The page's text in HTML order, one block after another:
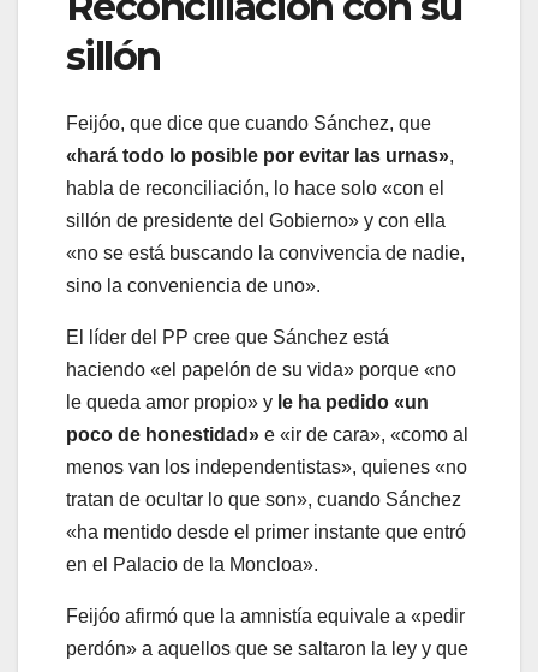
sillón
Feijóo, que dice que cuando Sánchez, que
«hará todo lo posible por evitar las urnas»,
habla de reconciliación, lo hace solo «con el
sillón de presidente del Gobierno» y con ella
«no se está buscando la convivencia de nadie,
sino la conveniencia de uno».
El líder del PP cree que Sánchez está
haciendo «el papelón de su vida» porque «no
le queda amor propio» y le ha pedido «un
poco de honestidad» e «ir de cara», «como al
menos van los independentistas», quienes «no
tratan de ocultar lo que son», cuando Sánchez
«ha mentido desde el primer instante que entró
en el Palacio de la Moncloa».
Feijóo afirmó que la amnistía equivale a «pedir
perdón» a aquellos que se saltaron la ley y que